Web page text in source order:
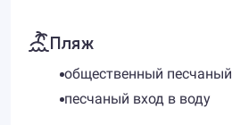
Пляж
общественный песчаный
песчаный вход в воду